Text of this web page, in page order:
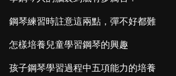
鋼琴練習時註意這兩點，彈不好都難
怎樣培養兒童學習鋼琴的興趣
孩子鋼琴學習過程中五項能力的培養